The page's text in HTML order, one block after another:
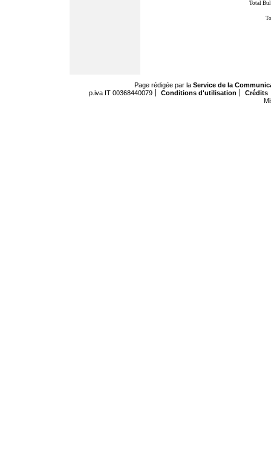
Total
Page rédigée par la Service de la
p.iva IT 00368440079
Conditions d'utilisation
Crédits